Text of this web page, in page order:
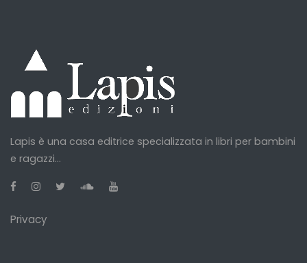
Lapis è una casa editrice specializzata in libri per bambini
e ragazzi...
Privacy